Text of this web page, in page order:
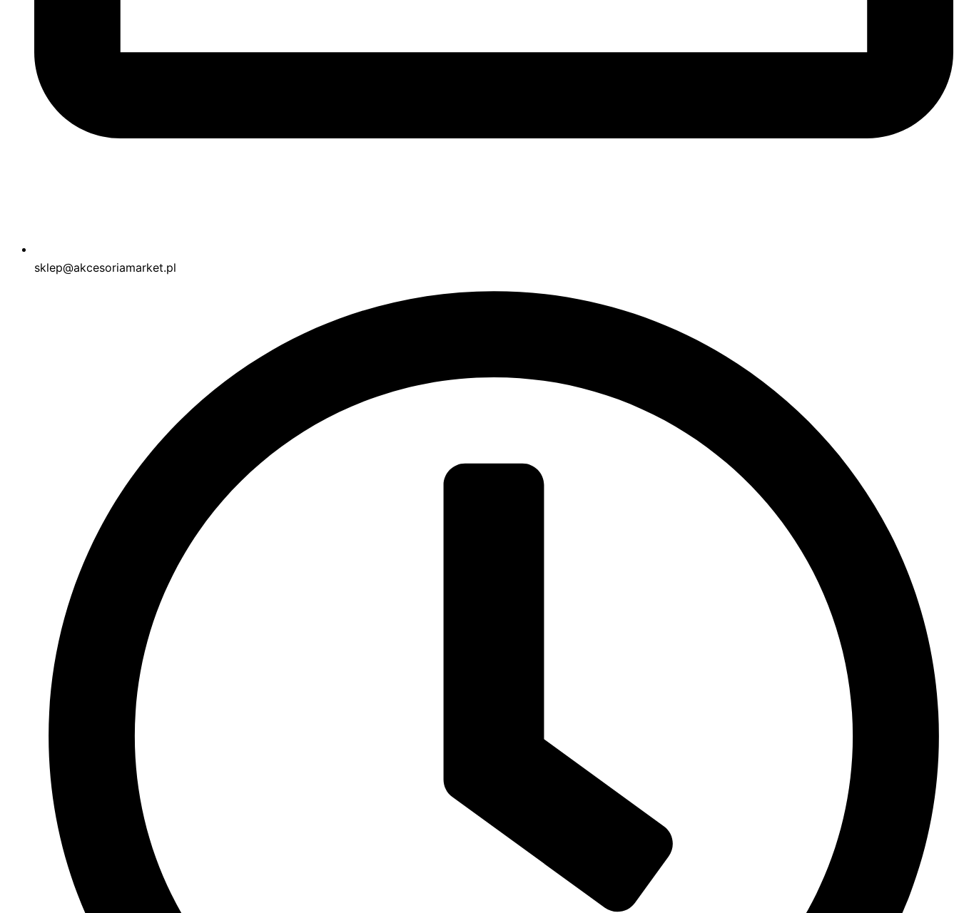
sklep@akcesoriamarket.pl